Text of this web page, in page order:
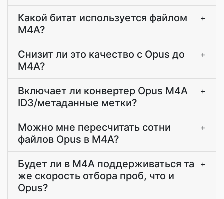
Какой битат используется файлом
M4A?
+
Снизит ли это качество с Opus до
M4A?
+
Включает ли конвертер Opus M4A
ID3/метаданные метки?
+
Можно мне пересчитать сотни
файлов Opus в M4A?
+
Будет ли в M4A поддерживаться та
же скорость отбора проб, что и
Opus?
+